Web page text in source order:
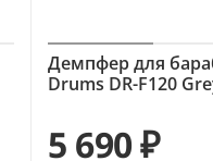
Демпфер для
Drums DR-F120
5 690 ₽